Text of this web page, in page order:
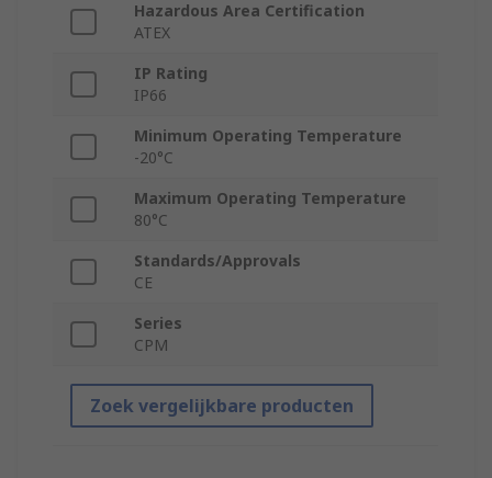
Hazardous Area Certification
ATEX
IP Rating
IP66
Minimum Operating Temperature
-20°C
Maximum Operating Temperature
80°C
Standards/Approvals
CE
Series
CPM
Zoek vergelijkbare producten